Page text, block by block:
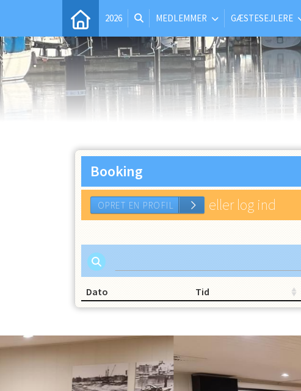
2026 MEDLEMMER GÆSTESEJLERE
Booking
OPRET EN PROFIL
eller log ind
Dato Tid